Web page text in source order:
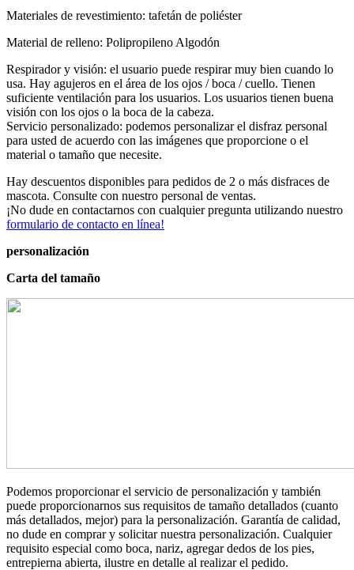
Materiales de revestimiento: tafetán de poliéster
Material de relleno: Polipropileno Algodón
Respirador y visión: el usuario puede respirar muy bien cuando lo
usa. Hay agujeros en el área de los ojos / boca / cuello. Tienen
suficiente ventilación para los usuarios. Los usuarios tienen buena
visión con los ojos o la boca de la cabeza.
Servicio personalizado: podemos personalizar el disfraz personal
para usted de acuerdo con las imágenes que proporcione o el
material o tamaño que necesite.
Hay descuentos disponibles para pedidos de 2 o más disfraces de
mascota. Consulte con nuestro personal de ventas.
¡No dude en contactarnos con cualquier pregunta utilizando nuestro
formulario de contacto en línea!
personalización
Carta del tamaño
Podemos proporcionar el servicio de personalización y también
puede proporcionarnos sus requisitos de tamaño detallados (cuanto
más detallados, mejor) para la personalización. Garantía de calidad,
no dude en comprar y solicitar nuestra personalización. Cualquier
requisito especial como boca, nariz, agregar dedos de los pies,
entrepierna abierta, ilustre en detalle al realizar el pedido.